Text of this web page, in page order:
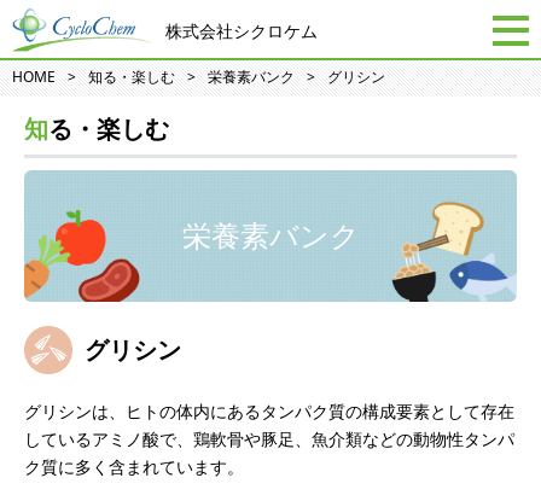
株式会社シクロケム
HOME 知る・楽しむ 栄養素バンク グリシン
知る・楽しむ
栄養素バンク
グリシン
グリシンは、ヒトの体内にあるタンパク質の構成要素として存在
しているアミノ酸で、鶏軟骨や豚足、魚介類などの動物性タンパ
ク質に多く含まれています。